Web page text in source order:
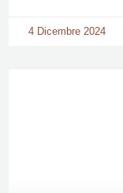
4 Dicembre 2024